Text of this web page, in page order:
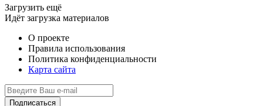
Загрузить ещё
Идёт загрузка материалов
О проекте
Правила использования
Политика конфиденциальности
Карта сайта